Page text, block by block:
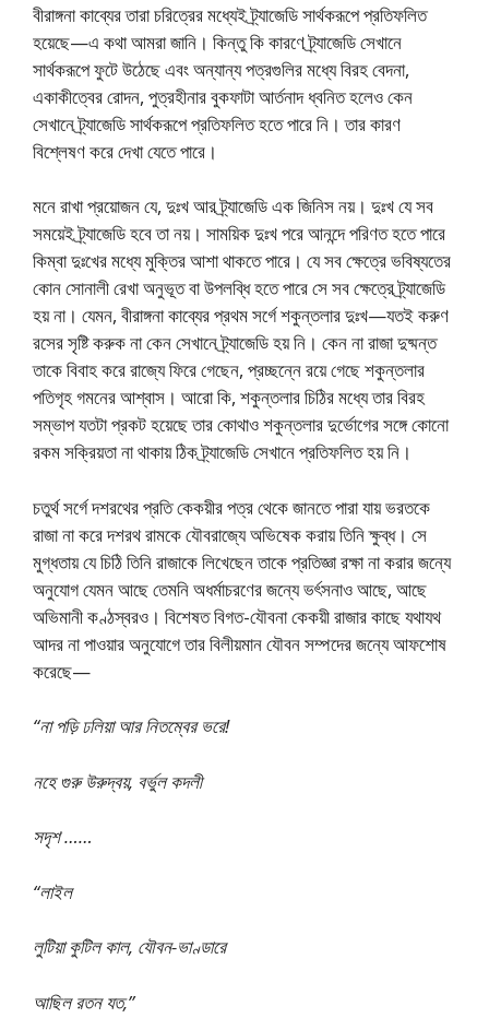
বীরাঙ্গনা কাব্যের তারা চরিত্রের মধ্যেই ট্র্যাজেডি সার্থকরূপে প্রতিফলিত
হয়েছে—এ কথা আমরা জানি। কিন্তু কি কারণে ট্র্যাজেডি সেখানে
সার্থকরূপে ফুটে উঠেছে এবং অন্যান্য পত্রগুলির মধ্যে বিরহ বেদনা,
একাকীত্বের রোদন, পুত্রহীনার বুকফাটা আর্তনাদ ধ্বনিত হলেও কেন
সেখানে ট্র্যাজেডি সার্থকরূপে প্রতিফলিত হতে পারে নি। তার কারণ
বিশ্লেষণ করে দেখা যেতে পারে।
মনে রাখা প্রয়োজন যে, দুঃখ আর ট্র্যাজেডি এক জিনিস নয়। দুঃখ যে সব
সময়েই ট্র্যাজেডি হবে তা নয়। সাময়িক দুঃখ পরে আনন্দে পরিণত হতে পারে
কিম্বা দুঃখের মধ্যে মুক্তির আশা থাকতে পারে। যে সব ক্ষেত্রে ভবিষ্যতের
কোন সোনালী রেখা অনুভূত বা উপলব্ধি হতে পারে সে সব ক্ষেত্রে ট্র্যাজেডি
হয় না। যেমন, বীরাঙ্গনা কাব্যের প্রথম সর্গে শকুন্তলার দুঃখ—যতই করুণ
রসের সৃষ্টি করুক না কেন সেখানে ট্র্যাজেডি হয় নি। কেন না রাজা দুষ্মন্ত
তাকে বিবাহ করে রাজ্যে ফিরে গেছেন, প্রচ্ছন্নে রয়ে গেছে শকুন্তলার
পতিগৃহ গমনের আশ্বাস। আরো কি, শকুন্তলার চিঠির মধ্যে তার বিরহ
সম্ভাপ যতটা প্রকট হয়েছে তার কোথাও শকুন্তলার দুর্ভোগের সঙ্গে কোনো
রকম সক্রিয়তা না থাকায় ঠিক ট্র্যাজেডি সেখানে প্রতিফলিত হয় নি।
চতুর্থ সর্গে দশরথের প্রতি কেকয়ীর পত্র থেকে জানতে পারা যায় ভরতকে
রাজা না করে দশরথ রামকে যৌবরাজ্যে অভিষেক করায় তিনি ক্ষুব্ধ। সে
মুগ্ধতায় যে চিঠি তিনি রাজাকে লিখেছেন তাকে প্রতিজ্ঞা রক্ষা না করার জন্যে
অনুযোগ যেমন আছে তেমনি অধর্মাচরণের জন্যে ভর্ৎসনাও আছে, আছে
অভিমানী কণ্ঠস্বরও। বিশেষত বিগত-যৌবনা কেকয়ী রাজার কাছে যথাযথ
আদর না পাওয়ার অনুযোগে তার বিলীয়মান যৌবন সম্পদের জন্যে আফশোষ
করেছে—
“না পড়ি ঢলিয়া আর নিতম্বের ভরে!
নহে গুরু উরুদ্বয়, বর্ভুল কদলী
সদৃশ ……
“লাইল
লুটিয়া কুটিল কাল, যৌবন-ভাণ্ডারে
আছিল রতন যত,”